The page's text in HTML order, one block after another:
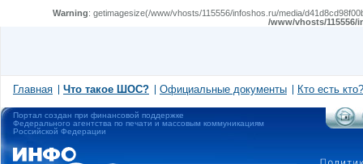
Warning: getimagesize(/www/vhosts/115556/infoshos.ru/media/
/www/vhosts/
Главная Что такое ШОС? Официальные документы Кто есть кто?
Портал создан при финансовой поддержке
Федерального агентства по печати и массовым коммуникациям
Российской Федерации